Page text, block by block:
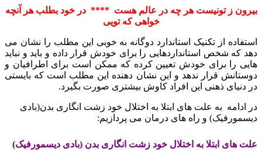
بیرون ز تونیست هر چه در عالم هست **** در خود بطلب هر آنچه
خواهی که تویی
استفاده از تکنیک استاندارد دوگانه به خوبی این مطلب را نشان می
دهد که شخص استانداردهایی را برای خودش قرار داده و باید و نباید
هایی را برای خودش تعیین کرده که ممکن است برای اطرافیان و
دوستانش قرار ندهد و این نشان دهنده این مطلب است که بایستی
در دنیای ذهنی این افراد کاوش بیشتری صورت بگیرد.
در ادامه به علت های ابتلا به اختلال خود زشت انگاری بدن(بادی
دیسمورفیک) و راه های درمان می پردازیم:
علت های ابتلا به اختلال خود زشت انگاری بدن (بادی دیسمورفیک)